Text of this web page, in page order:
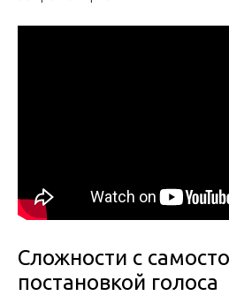
Сложности с
постановкой голоса